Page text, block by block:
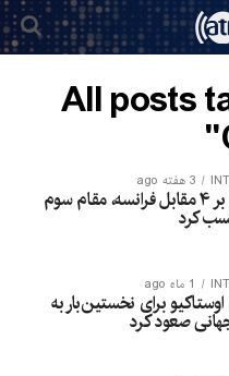
All posts
3 هفته ago
انگلستان با پیروزی ۶ بر ۴ مقابل فرانسه، مقام سوم
کرد
1 ماه ago
اوستاکیو برای نخستین‌بار به
صعود کرد